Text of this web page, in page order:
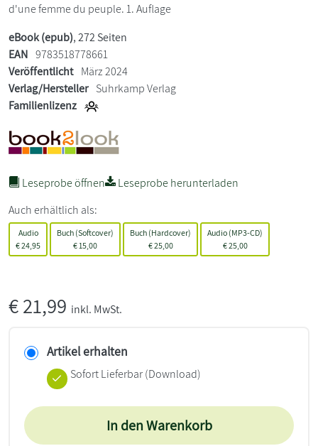
d'une femme du peuple. 1. Auflage
eBook (epub), 272 Seiten
EAN 9783518778661
Veröffentlicht März 2024
Verlag/Hersteller Suhrkamp Verlag
Familienlizenz
Leseprobe öffnen
Leseprobe herunterladen
Auch erhältlich als:
Audio
€24,95
Buch (Softcover)
€ 15,00
Buch (Hardcover)
€25,00
Audio (MP3-CD)
€25,00
€21,99 inkl. MwSt.
Artikel erhalten
Sofort Lieferbar (Download)
In den Warenkorb